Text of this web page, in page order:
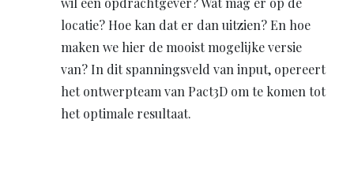
locatie? Hoe kan dat er dan uitzien? En hoe
maken we hier de mooist mogelijke versie
van? In dit spanningsveld van input, opereert
het ontwerpteam van Pact3D om te komen tot
het optimale resultaat.